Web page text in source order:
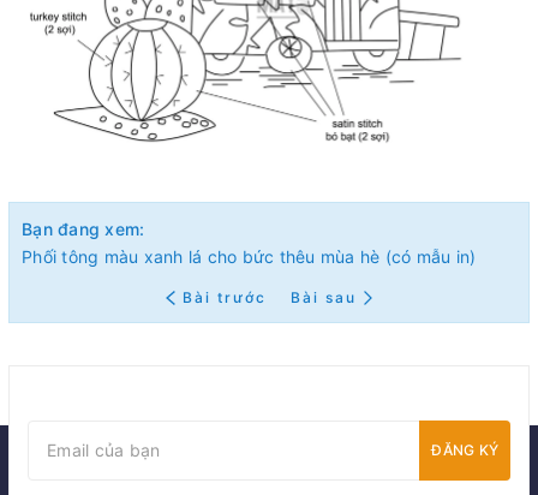
Bạn đang xem:
Phối tông màu xanh lá cho bức thêu mùa hè (có mẫu in)
Bài trước Bài sau
ĐĂNG KÝ